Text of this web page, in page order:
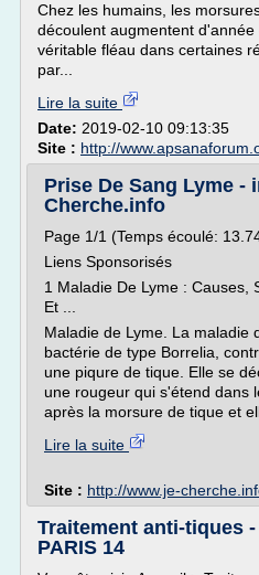
Chez les humains, les
découlent augmentent
véritable fléau dans certaines
par...
Lire la suite
Date: 2019-02-10 09:13:35
Site : http://
Prise De Sang Lyme -
Cherche.info
Page 1/1 (Temps écoulé:
Liens Sponsorisés
1 Maladie De Lyme : Causes,
Et ...
Maladie de Lyme. La maladie
bactérie de type Borrelia,
une piqure de tique. Elle se
une rougeur qui s'étend dans
après la morsure de tique et
Lire la suite
Site : http://www.je-
Traitement anti-tiques
PARIS 14